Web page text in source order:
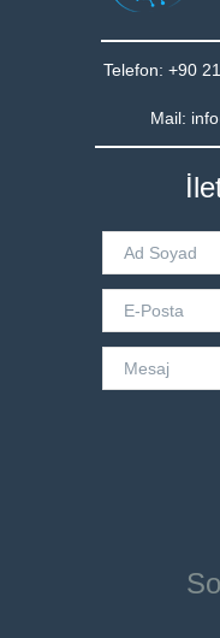
BLOG
İLETİŞİM
Telefon: +90
Mail: